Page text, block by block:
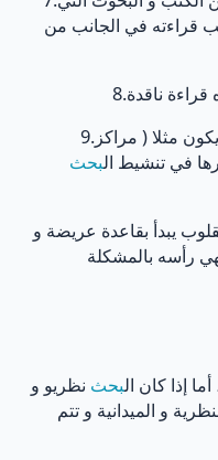
قراءته في الجانب من
مثلا ( مراكز
في تنشيط البحث
يبدأ بقاعدة عريضة و
رأسه بالمشكلة
إذا كان البحث نظريو و
و الميدانية و تتم